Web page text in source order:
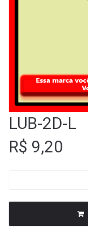
LUB-2D-L
R$ 9,20